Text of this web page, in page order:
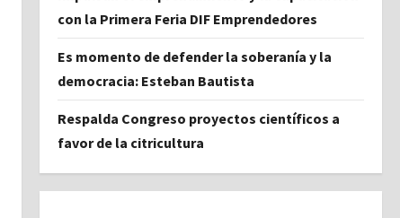
con la Primera Feria DIF Emprendedores
Es momento de defender la soberanía y la
democracia: Esteban Bautista
Respalda Congreso proyectos científicos a
favor de la citricultura